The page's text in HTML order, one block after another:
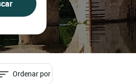
Ordenar por